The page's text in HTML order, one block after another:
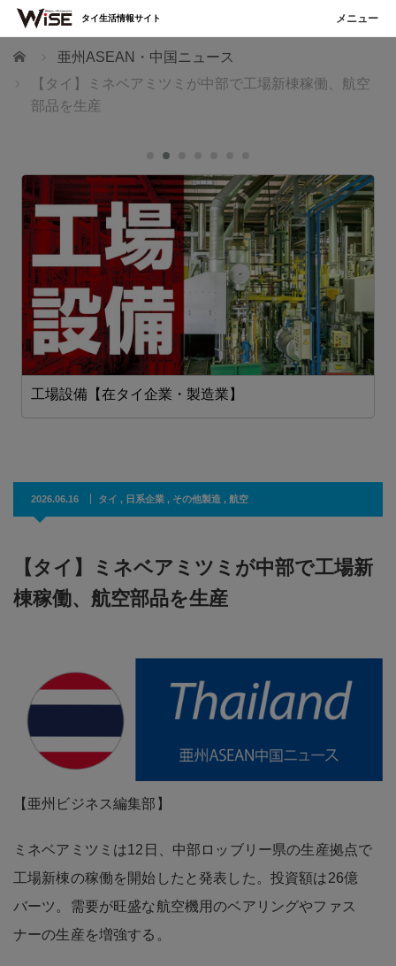
ホーム
亜州ASEAN・中国ニュース
【タイ】ミネベアミツミが中部で工場新棟稼働、航空
部品を生産
工場設備【在タイ企業・製造業】
2026.06.16 タイ , 日系企業 , その他製造 , 航空
【タイ】ミネベアミツミが中部で工場新
棟稼働、航空部品を生産
【亜州ビジネス編集部】
ミネベアミツミは12日、中部ロッブリー県の生産拠点で
工場新棟の稼働を開始したと発表した。投資額は26億
バーツ。需要が旺盛な航空機用のベアリングやファス
ナーの生産を増強する。
タイ生活情報サイト